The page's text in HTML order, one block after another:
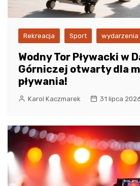
Rekreacja Sport wydarzenia
Wodny Tor Pływacki w
Górniczej otwarty dla
pływania!
Karol Kaczmarek 31 lipca